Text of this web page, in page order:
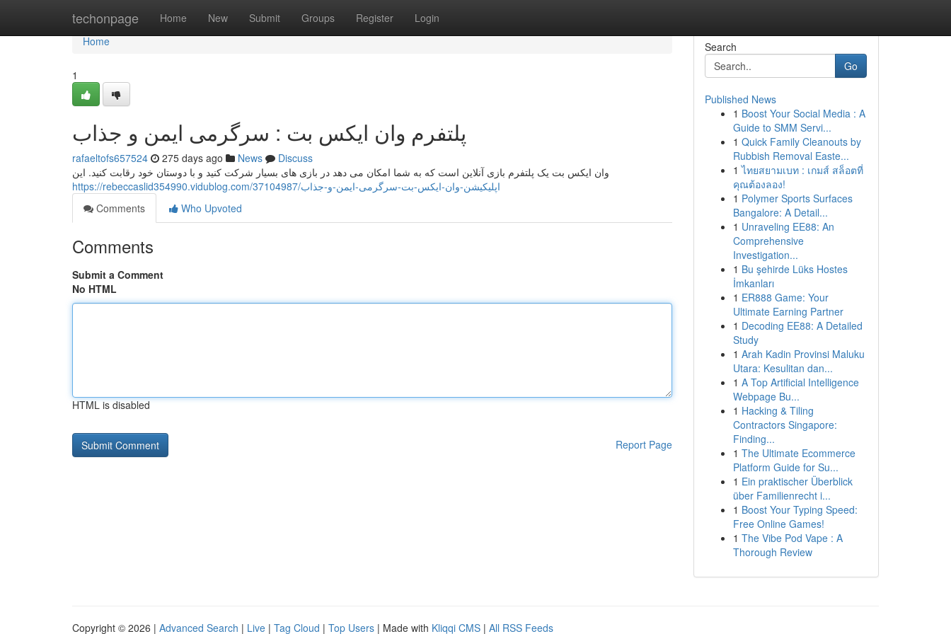
techonpage Home New Submit Groups Register Login
Home
Home
1
پلتفرم وان ایکس بت : سرگرمی ایمن و جذاب
rafaeltofs657524 275 days ago News
Discuss
وان ایکس بت یک پلتفرم بازی آنلاین است که به شما امکان می دهد در بازی های بسیار شرکت کنید و با دوستان خود رقابت کنید. این
https://rebeccaslid354990.vidublog.com/37104987/اپلیکیشن-وان-ایکس-بت-سرگرمی-ایمن-و-جذاب
Comments
Who Upvoted
Comments
Submit a Comment
No HTML
HTML is disabled
Report Page
Search
Go
Published News
1 Boost Your Social Media : A
Guide to SMM Servi...
1 Quick Family Cleanouts by
Rubbish Removal Easte...
1 ไทยสยามเบท : เกมส์ สล็อตที่
คุณต้องลอง!
1 Polymer Sports Surfaces
Bangalore: A Detail...
1 Unraveling EE88: An
Comprehensive
Investigation...
1 Bu şehirde Lüks Hostes
İmkanları
1 ER888 Game: Your
Ultimate Earning Partner
1 Decoding EE88: A Detailed
Study
1 Arah Kadin Provinsi Maluku
Utara: Kesulitan dan...
1 A Top Artificial Intelligence
Webpage Bu...
1 Hacking & Tiling
Contractors Singapore:
Finding...
1 The Ultimate Ecommerce
Platform Guide for Su...
1 Ein praktischer Überblick
über Familienrecht i...
1 Boost Your Typing Speed:
Free Online Games!
1 The Vibe Pod Vape : A
Thorough Review
Copyright © 2026 | Advanced Search | Live | Tag Cloud | Top Users | Made with Kliqqi CMS | All RSS Feeds